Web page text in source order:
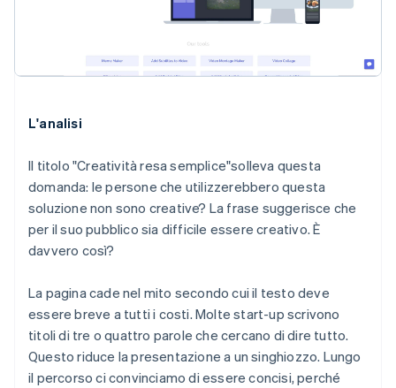
L'analisi
Il titolo "Creatività resa semplice"solleva questa
domanda: le persone che utilizzerebbero questa
soluzione non sono creative? La frase suggerisce che
per il suo pubblico sia difficile essere creativo. È
davvero così?
La pagina cade nel mito secondo cui il testo deve
essere breve a tutti i costi. Molte start-up scrivono
titoli di tre o quattro parole che cercano di dire tutto.
Questo riduce la presentazione a un singhiozzo. Lungo
il percorso ci convinciamo di essere concisi, perché